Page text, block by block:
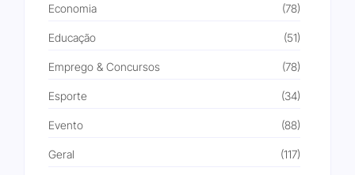
Economia (78)
Educação (51)
Emprego & Concursos (78)
Esporte (34)
Evento (88)
Geral (117)